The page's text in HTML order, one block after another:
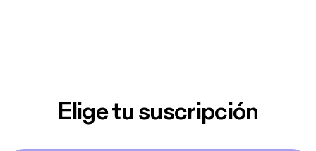
Elige tu suscripción